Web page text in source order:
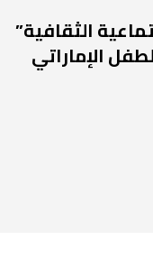
الثقافية”
الإماراتي